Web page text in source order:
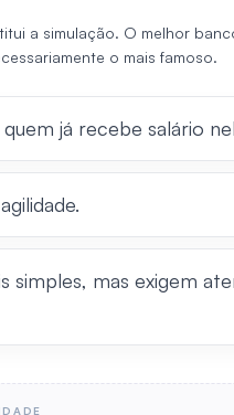
a simulação. O melhor
o mais famoso.
já recebe salário
simples, mas exigem